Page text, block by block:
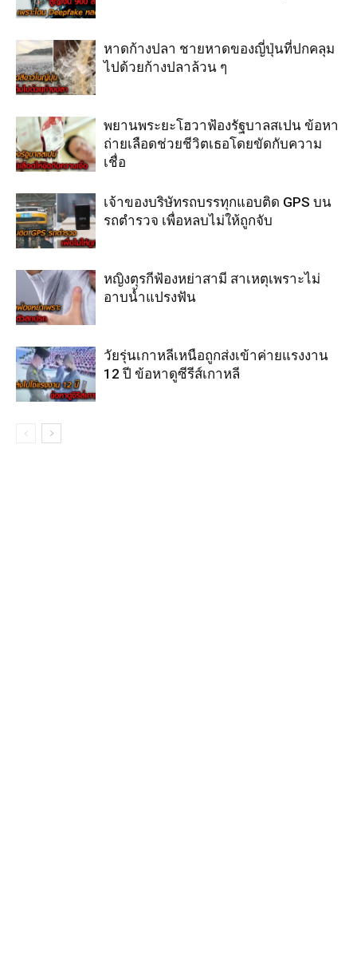
หาดก้างปลา ชายหาดของญี่ปุ่นที่ปกคลุม
ไปด้วยก้างปลาล้วน ๆ
พยานพระยะโฮวาฟ้องรัฐบาลสเปน ข้อหา
ถ่ายเลือดช่วยชีวิตเธอโดยขัดกับความ
เชื่อ
เจ้าของบริษัทรถบรรทุกแอบติด GPS บน
รถตำรวจ เพื่อหลบไม่ให้ถูกจับ
หญิงตุรกีฟ้องหย่าสามี สาเหตุเพราะไม่
อาบน้ำแปรงฟัน
วัยรุ่นเกาหลีเหนือถูกส่งเข้าค่ายแรงงาน
12 ปี ข้อหาดูซีรีส์เกาหลี